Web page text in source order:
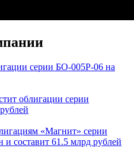
серии БО-005Р-06 на
облигации серии
«Магнит» серии
составит 61.5 млрд рублей